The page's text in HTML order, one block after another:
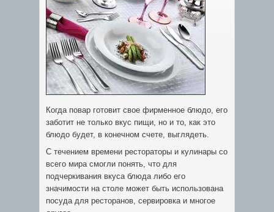
Когда повар готовит свое фирменное блюдо, его
заботит не только вкус пищи, но и то, как это
блюдо будет, в конечном счете, выглядеть.
С течением времени рестораторы и кулинары со
всего мира смогли понять, что для
подчеркивания вкусаблюда либо его
значимости на столе может быть использована
посуда для ресторанов, сервировка и многое